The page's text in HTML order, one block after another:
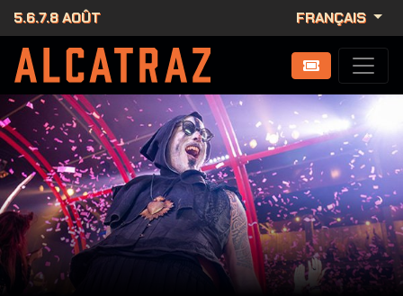
5.6.7.8 AOÛT FRANÇAIS